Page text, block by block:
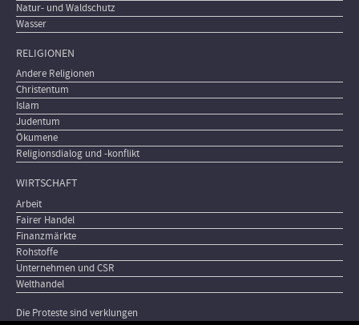
Natur- und Waldschutz
Wasser
RELIGIONEN
Andere Religionen
Christentum
Islam
Judentum
Ökumene
Religionsdialog und -konflikt
WIRTSCHAFT
Arbeit
Fairer Handel
Finanzmärkte
Rohstoffe
Unternehmen und CSR
Welthandel
Die Proteste sind verklungen